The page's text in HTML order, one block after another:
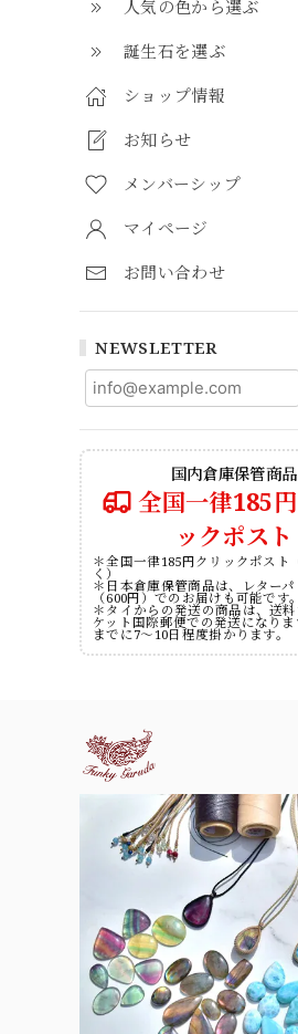
人気の色から選ぶ
誕生石を選ぶ
ショップ情報
お知らせ
メンバーシップ
マイページ
お問い合わせ
NEWSLETTER
国内倉庫保管商品
全国一律185
ックポスト
＊全国一律185円クリックポスト
く）
＊日本倉庫保管商品は、レター
（600円）でのお届けも可能です。
＊タイからの発送の商品は、送料
ケット国際郵便での発送になり
までに7～10日程度掛かります。